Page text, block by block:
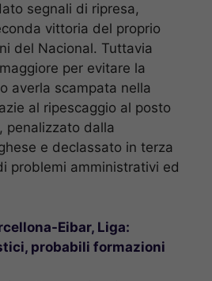
segnali di ripresa,
vittoria del proprio
del Nacional. Tuttavia
per evitare la
averla scampata nella
al ripescaggio al posto
penalizzato dalla
e declassato in terza
problemi amministrativi ed
Eibar, Liga:
probabili formazioni